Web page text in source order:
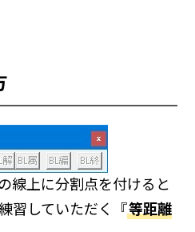
線上に分割点を付けると
習していただく『等距離